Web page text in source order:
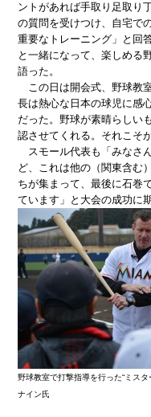
ントがあれば手取り足取り
の質問を受けつけ、自宅で
重要なトレーニング」と回
と一緒になって、楽しめる
語った。
この日は開会式、野球教
長は熱心な日本の球児に感
だった。野球が素晴らしい
認させてくれる。それこそ
スモール代表も「みなさ
ど、これは他の（関東含む
ちが集まって、最後に石巻
ています」と大会の成功に
野球教室で打撃指導を行った“ミス
ナイン氏